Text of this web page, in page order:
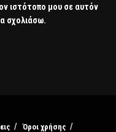
ιστότοπο μου σε αυτόν
σχολιάσω.
Όροι χρήσης